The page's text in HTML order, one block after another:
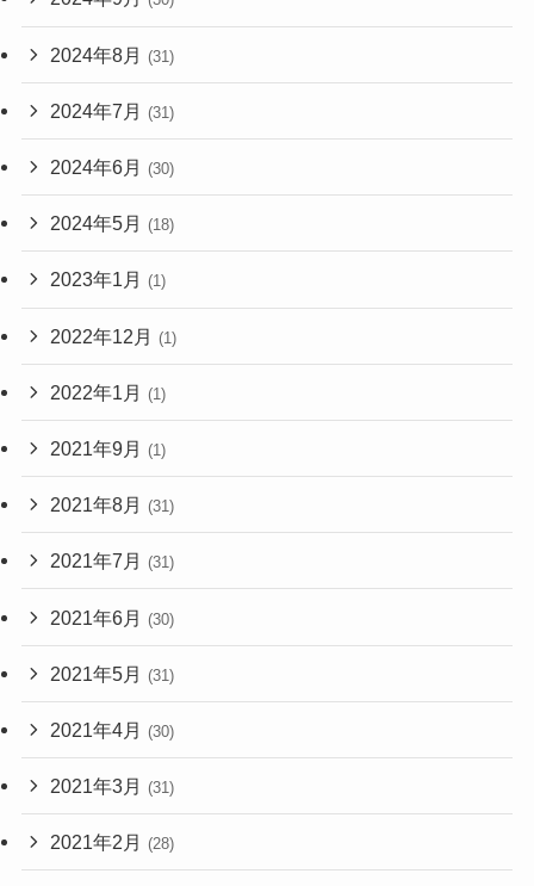
2024年8月 (31)
2024年7月 (31)
2024年6月 (30)
2024年5月 (18)
2023年1月 (1)
2022年12月 (1)
2022年1月 (1)
2021年9月 (1)
2021年8月 (31)
2021年7月 (31)
2021年6月 (30)
2021年5月 (31)
2021年4月 (30)
2021年3月 (31)
2021年2月 (28)